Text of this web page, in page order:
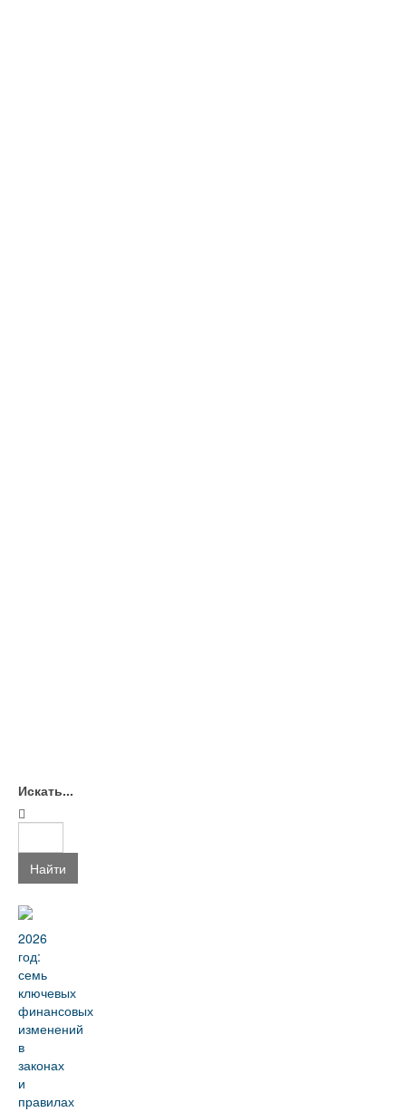
Искать...
Найти
2026
год:
семь
ключевых
финансовых
изменений
в
законах
и
правилах